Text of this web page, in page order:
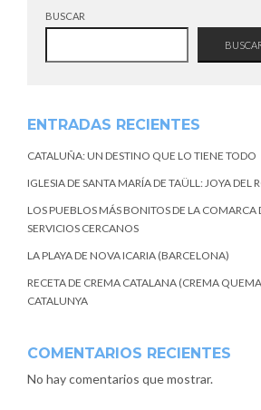
BUSCAR
ENTRADAS RECIENTES
CATALUÑA: UN DESTINO QUE LO TIENE TODO
IGLESIA DE SANTA MARÍA DE TAÜLL: JOYA DEL
LOS PUEBLOS MÁS BONITOS DE LA COMARCA
SERVICIOS CERCANOS
LA PLAYA DE NOVA ICARIA (BARCELONA)
RECETA DE CREMA CATALANA (CREMA
CATALUNYA
COMENTARIOS RECIENTES
No hay comentarios que mostrar.